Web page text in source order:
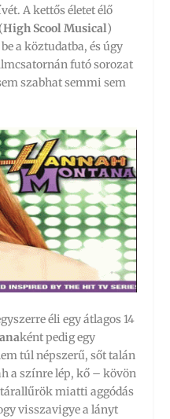
A kettős életet élő
(High Scool Musical)
a köztudatba, és úgy
futó sorozat
szabhat semmi sem
éli egy átlagos 14
ként pedig egy
túl népszerű, sőt talán
a színre lép, kő – kövön
miatti aggódás
visszavigye a lányt